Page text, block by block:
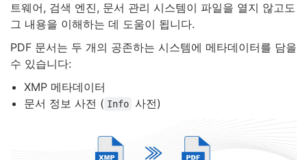
트웨어, 검색 엔진, 문서 관리 시스템이 파일을 열지 않고도
그 내용을 이해하는 데 도움이 됩니다.
PDF 문서는 두 개의 공존하는 시스템에 메타데이터를 담을
수 있습니다:
XMP 메타데이터
문서 정보 사전 ( Info 사전)